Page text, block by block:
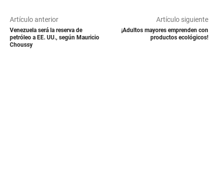
Artículo anterior
Venezuela será la reserva de
petróleo a EE. UU., según Mauricio
Choussy
Artículo siguiente
¡Adultos mayores emprenden con
productos ecológicos!